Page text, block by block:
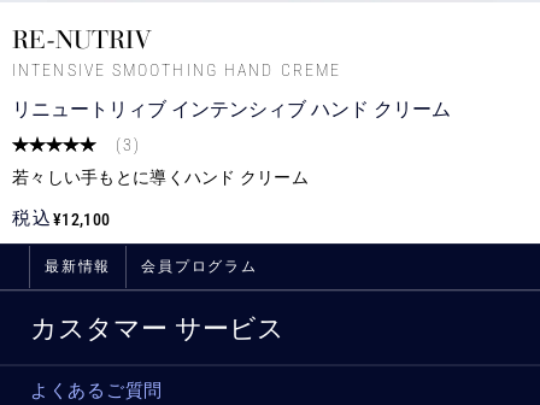
RE-NUTRIV
INTENSIVE SMOOTHING HAND CREME
リニュートリィブ インテンシィブ ハンド クリーム
(3)
若々しい手もとに導くハンド クリーム
税込¥12,100
最新情報 会員プログラム
カスタマー サービス
よくあるご質問